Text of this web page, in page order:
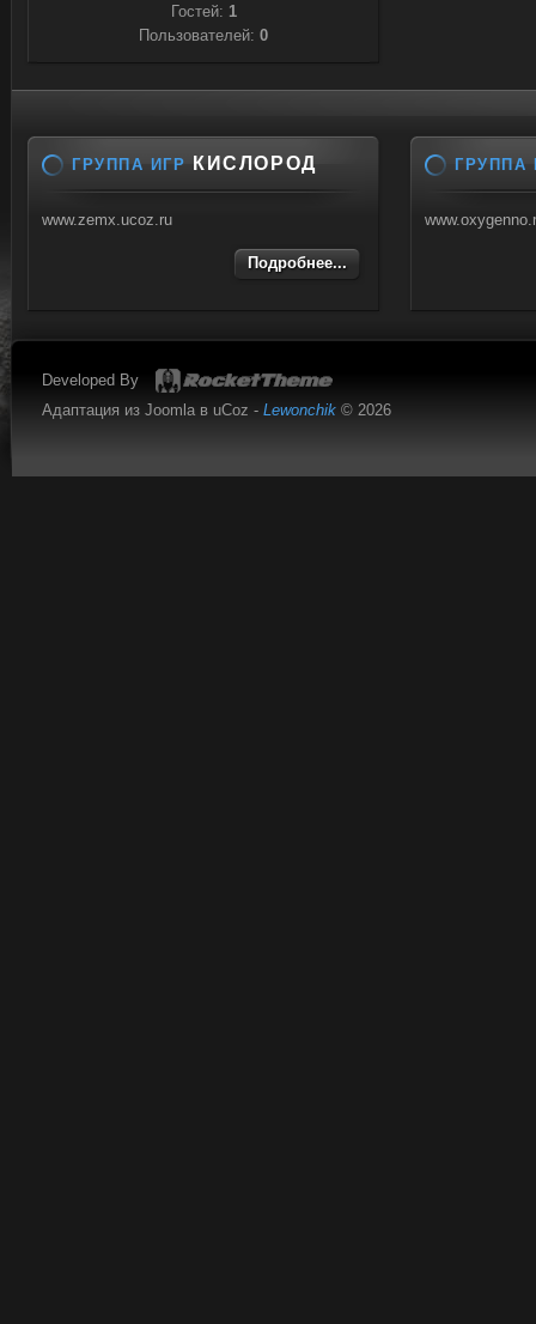
Гостей: 1
Пользователей: 0
ГРУППА ИГР КИСЛОРОД
www.zemx.ucoz.ru
Подробнее...
ГРУППА
Developed By
Адаптация из Joomla в uCoz - Lewonchik © 2026